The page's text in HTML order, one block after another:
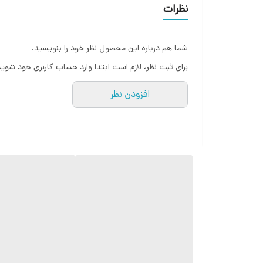
که می‌تواند برای اهداف گوناگون، از جمله اندازه‌گیری
سرگرم‌کننده و منحصر به فرد دست یابید. - **پشتیبانی
علاقه‌مند به فعالیت‌های خارج از منزل ایده‌آل می‌سازد.
نظرات
شما هم درباره این محصول نظر خود را بنویسید.
برای ثبت نظر، لازم است ابتدا وارد حساب کاربری خود
افزودن نظر